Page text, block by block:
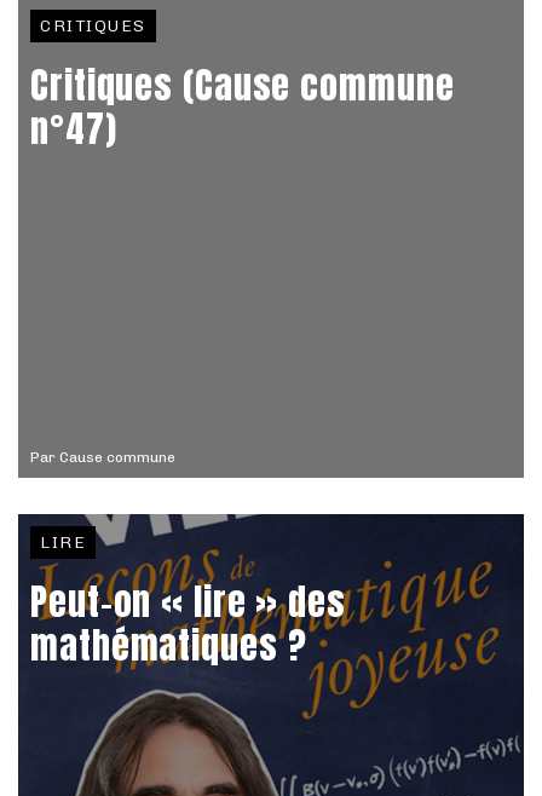
Par Cause commune
CRITIQUES
Critiques (Cause commune
n°47)
LIRE
Peut-on « lire » des
mathématiques ?